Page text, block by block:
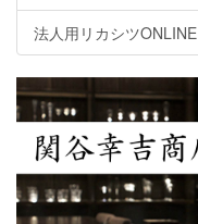
法人用リカシツONLINE